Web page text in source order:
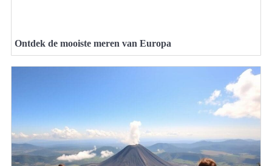
Ontdek de mooiste meren van Europa